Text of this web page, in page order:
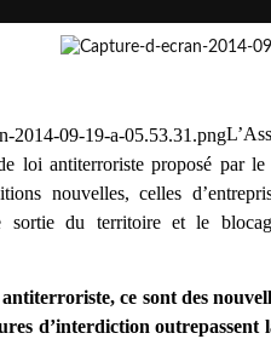
loi antiterroriste proposé par
nouvelles, celles
sortie du territoire et le
ce sont des
d’interdiction